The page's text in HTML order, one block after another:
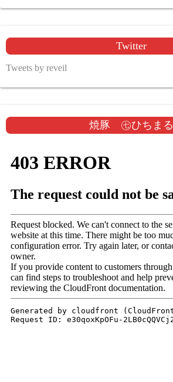
Twitter
Tweets by reveil
焼豚 ㊆ひちまる